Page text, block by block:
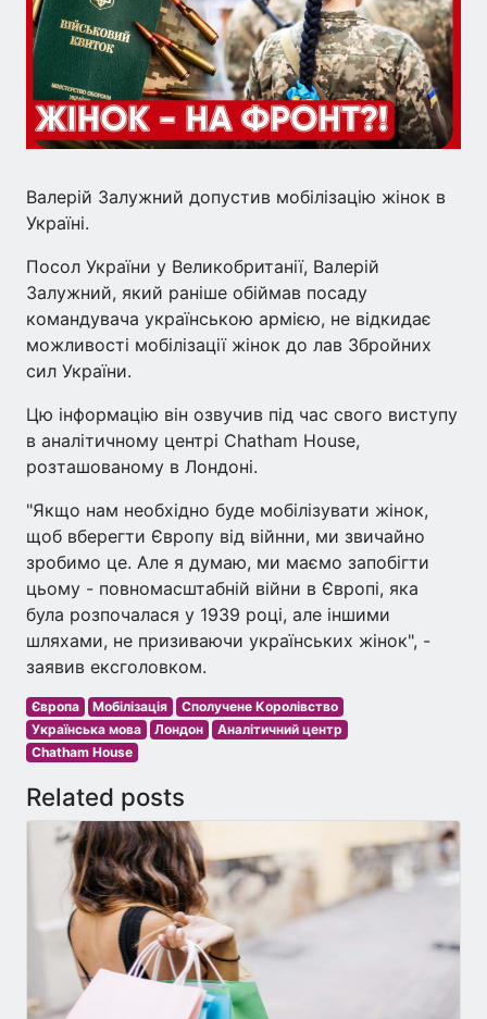
Валерій Залужний допустив мобілізацію жінок в
Україні.
Посол України у Великобританії, Валерій
Залужний, який раніше обіймав посаду
командувача українською армією, не відкидає
можливості мобілізації жінок до лав Збройних
сил України.
Цю інформацію він озвучив під час свого виступу
в аналітичному центрі Chatham House,
розташованому в Лондоні.
"Якщо нам необхідно буде мобілізувати жінок,
щоб вберегти Європу від війнни, ми звичайно
зробимо це. Але я думаю, ми маємо запобігти
цьому - повномасштабній війни в Європі, яка
була розпочалася у 1939 році, але іншими
шляхами, не призиваючи українських жінок", -
заявив ексголовком.
Європа Мобілізація
Сполучене Королівство
Українська мова
Лондон
Аналітичний центр
Chatham House
Related posts